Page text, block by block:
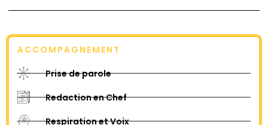
ACCOMPAGNEMENT
Prise de parole
Redaction en Chef
Respiration et Voix